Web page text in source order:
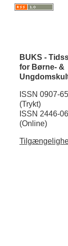
BUKS -
for Børne- &
ISSN 0907-
(Trykt)
ISSN 2446-
(Online)